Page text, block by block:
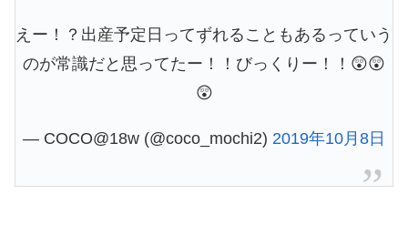
えー！？出産予定日ってずれることもあるっていう
のが常識だと思ってたー！！びっくりー！！😲😲
😲
— COCO@18w (@coco_mochi2) 2019年10月8日